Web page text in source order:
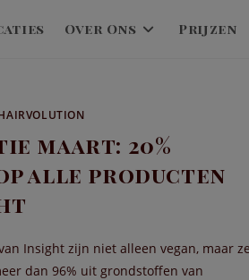
Over Ons Prijzen
maart: 20%
alle producten
Insight zijn niet alleen vegan, maar ze
dan 96% uit grondstoffen van